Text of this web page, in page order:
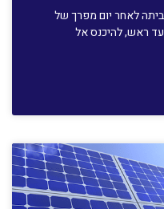
לאחר יום מפרך של
ראש, להיכנס אל